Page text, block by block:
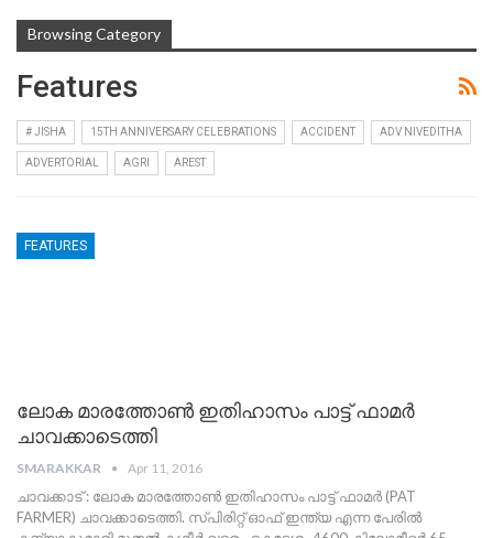
Browsing Category
Features
# JISHA 15TH ANNIVERSARY CELEBRATIONS ACCIDENT ADV NIVEDITHA
ADVERTORIAL AGRI AREST
FEATURES
ലോക മാരത്തോണ്‍ ഇതിഹാസം പാട്ട് ഫാമര്‍
ചാവക്കാടെത്തി
SMARAKKAR Apr 11, 2016
ചാവക്കാട് : ലോക മാരത്തോണ്‍ ഇതിഹാസം പാട്ട് ഫാമര്‍ (PAT
FARMER) ചാവക്കാടെത്തി. സ്പിരിറ്റ്‌ ഓഫ് ഇന്ത്യ എന്ന പേരില്‍